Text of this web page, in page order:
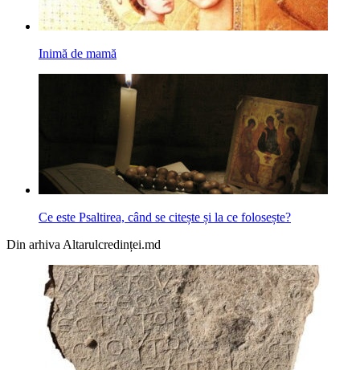
Inimă de mamă
Ce este Psaltirea, când se citește și la ce folosește?
Din arhiva Altarulcredinței.md